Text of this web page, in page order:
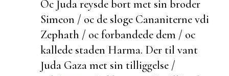
Oc Juda reysde bort met sin broder
Simeon / oc de sloge Cananiterne vdi
Zephath / oc forbandede dem / oc
kallede staden Harma. Der til vant
Juda Gaza met sin tilliggelse /